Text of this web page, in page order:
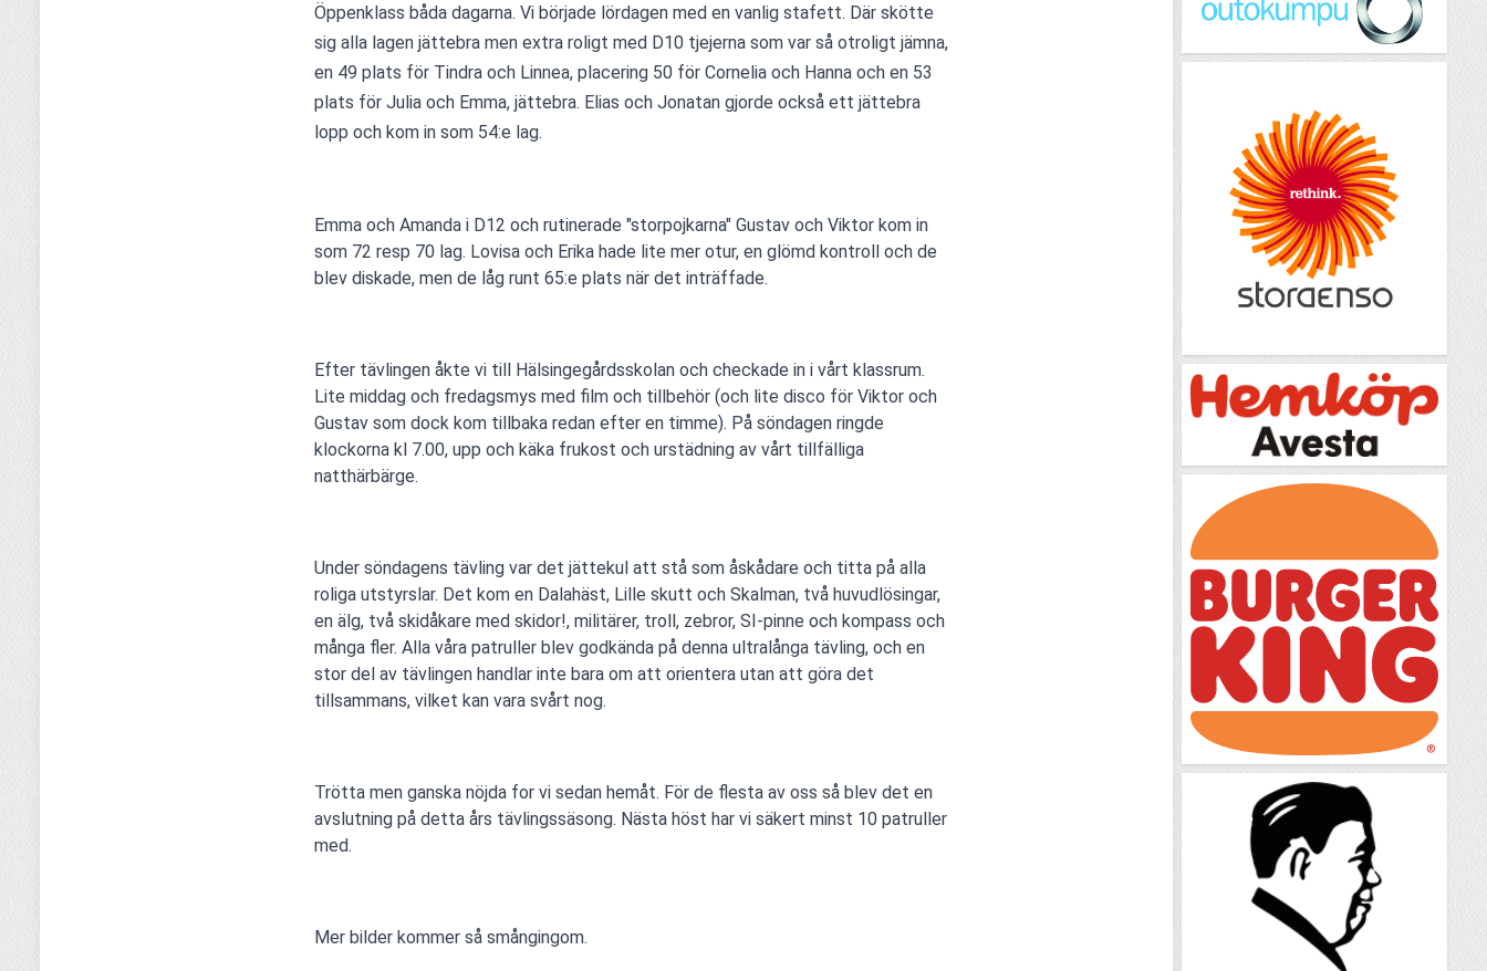
Öppenklass båda dagarna. Vi började lördagen med en vanlig stafett. Där skötte
sig alla lagen jättebra men extra roligt med D10 tjejerna som var så otroligt jämna,
en 49 plats för Tindra och Linnea, placering 50 för Cornelia och Hanna och en 53
plats för Julia och Emma, jättebra. Elias och Jonatan gjorde också ett jättebra
lopp och kom in som 54:e lag.
Emma och Amanda i D12 och rutinerade "storpojkarna" Gustav och Viktor kom in
som 72 resp 70 lag. Lovisa och Erika hade lite mer otur, en glömd kontroll och de
blev diskade, men de låg runt 65:e plats när det inträffade.
Efter tävlingen åkte vi till Hälsingegårdsskolan och checkade in i vårt klassrum.
Lite middag och fredagsmys med film och tillbehör (och lite disco för Viktor och
Gustav som dock kom tillbaka redan efter en timme). På söndagen ringde
klockorna kl 7.00, upp och käka frukost och urstädning av vårt tillfälliga
natthärbärge.
Under söndagens tävling var det jättekul att stå som åskådare och titta på alla
roliga utstyrslar. Det kom en Dalahäst, Lille skutt och Skalman, två huvudlösingar,
en älg, två skidåkare med skidor!, militärer, troll, zebror, SI-pinne och kompass och
många fler. Alla våra patruller blev godkända på denna ultralånga tävling, och en
stor del av tävlingen handlar inte bara om att orientera utan att göra det
tillsammans, vilket kan vara svårt nog.
Trötta men ganska nöjda for vi sedan hemåt. För de flesta av oss så blev det en
avslutning på detta års tävlingssäsong. Nästa höst har vi säkert minst 10 patruller
med.
Mer bilder kommer så smångingom.